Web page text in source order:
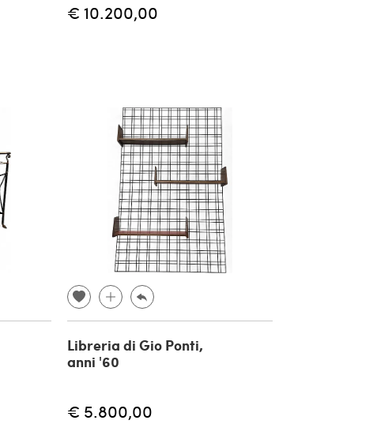
€ 10.200,00
Libreria di Gio Ponti,
anni '60
€ 5.800,00